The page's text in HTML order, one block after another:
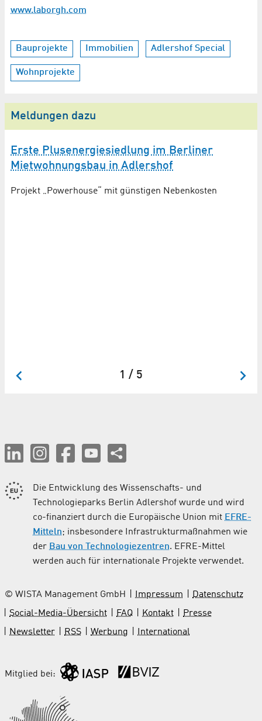
www.laborgh.com
Bauprojekte Immobilien Adlershof Special
Wohnprojekte
Meldungen dazu
Erste Plusenergiesiedlung im Berliner
Mietwohnungsbau in Adlershof
Projekt „Powerhouse“ mit günstigen Nebenkosten
1 / 5
Die Entwicklung des Wissenschafts- und
Technologieparks Berlin Adlershof wurde und wird
co-finanziert durch die Europäische Union mit EFRE-
Mitteln; insbesondere Infrastrukturmaßnahmen wie
der Bau von Technologiezentren. EFRE-Mittel
werden auch für internationale Projekte verwendet.
© WISTA Management GmbH Impressum
Datenschutz
Social-Media-Übersicht
FAQ Kontakt
Presse
Newsletter
RSS Werbung International
Mitglied bei: